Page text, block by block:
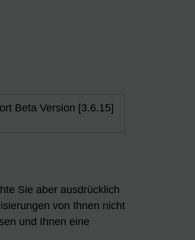
Beta Version [3.6.15]
Sie aber ausdrücklich
von Ihnen nicht
und Ihnen eine